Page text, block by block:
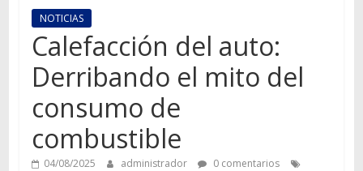
NOTICIAS
Calefacción del auto:
Derribando el mito del
consumo de
combustible
04/08/2025 administrador
0 comentarios